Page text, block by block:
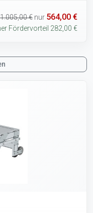
1.005,00 € nur 564,00 €
Fördervorteil 282,00 €